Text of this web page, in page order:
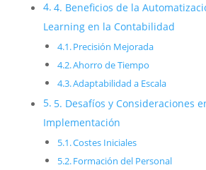
4. Beneficios de la
Learning en la Contabilidad
Precisión Mejorada
Ahorro de Tiempo
Adaptabilidad a Escala
5. Desafíos y Consideraciones
Implementación
Costes Iniciales
Formación del Personal